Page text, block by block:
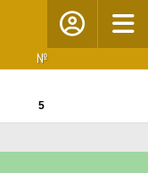
№
5